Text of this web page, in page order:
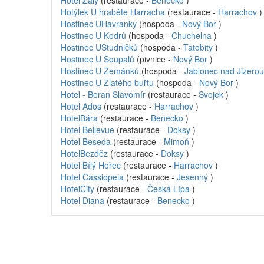
Hotýlek U hraběte Harracha (restaurace - Harrachov )
Hostinec UHavranky (hospoda - Nový Bor )
Hostinec U Kodrů (hospoda - Chuchelna )
Hostinec UStudničků (hospoda - Tatobity )
Hostinec U Šoupalů (pivnice - Nový Bor )
Hostinec U Zemánků (hospoda - Jablonec nad Jizerou
Hostinec U Zlatého buřtu (hospoda - Nový Bor )
Hotel - Beran Slavomír (restaurace - Svojek )
Hotel Ados (restaurace - Harrachov )
HotelBára (restaurace - Benecko )
Hotel Bellevue (restaurace - Doksy )
Hotel Beseda (restaurace - Mimoň )
HotelBezděz (restaurace - Doksy )
Hotel Bílý Hořec (restaurace - Harrachov )
Hotel Cassiopeia (restaurace - Jesenný )
HotelCity (restaurace - Česká Lípa )
Hotel Diana (restaurace - Benecko )